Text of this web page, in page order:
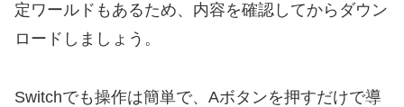
定ワールドもあるため、内容を確認してからダウン
ロードしましょう。
Switchでも操作は簡単で、Aボタンを押すだけで導